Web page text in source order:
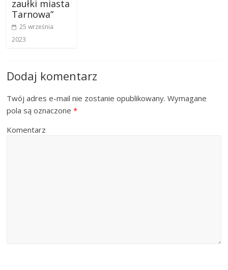
zaułki miasta
Tarnowa”
25 września
2023
Dodaj komentarz
Twój adres e-mail nie zostanie opublikowany. Wymagane
pola są oznaczone*
Komentarz